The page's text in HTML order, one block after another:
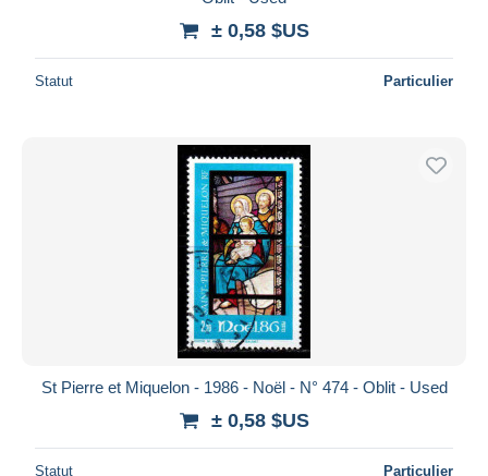
± 0,58 $US
Statut Particulier
St Pierre et Miquelon - 1986 - Noël - N° 474 - Oblit - Used
± 0,58 $US
Statut Particulier